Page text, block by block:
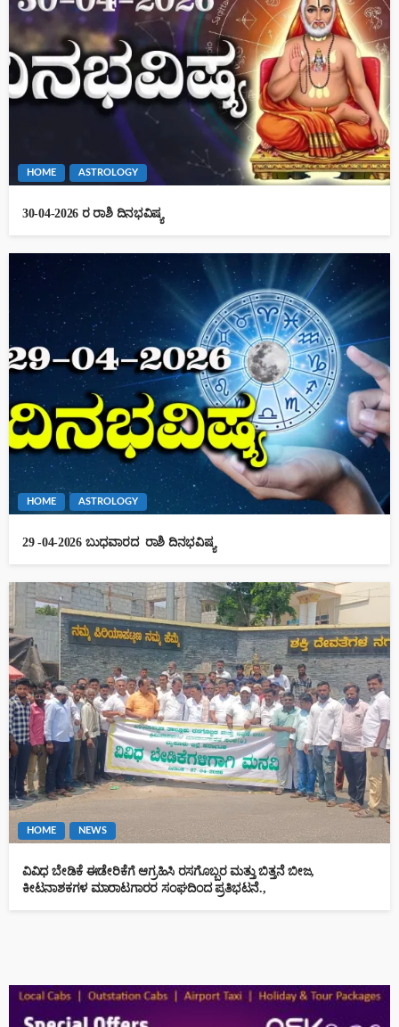
HOME ASTROLOGY
30-04-2026 ರ ರಾಶಿ ದಿನಭವಿಷ್ಯ
HOME ASTROLOGY
29 -04-2026 ಬುಧವಾರದ ರಾಶಿ ದಿನಭವಿಷ್ಯ
HOME NEWS
ವಿವಿಧ ಬೇಡಿಕೆ ಈಡೇರಿಕೆಗೆ ಆಗ್ರಹಿಸಿ ರಸಗೊಬ್ಬರ ಮತ್ತು ಬಿತ್ತನೆ ಬೀಜ,
ಕೀಟನಾಶಕಗಳ ಮಾರಾಟಗಾರರ ಸಂಘದಿಂದ ಪ್ರತಿಭಟನೆ.,